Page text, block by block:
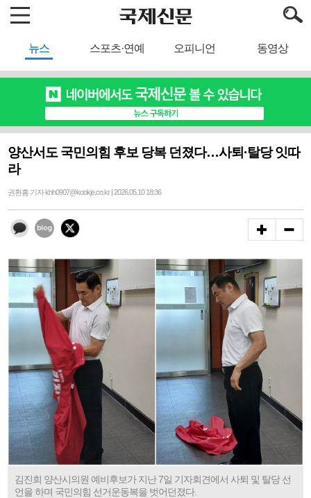
뉴스 스포츠·연예 오피니언 동영상
양산서도 국민의힘 후보 당복 던졌다…사퇴·탈당 잇따
라
권환흠 기자 khh0907@kookje.co.kr | 2026.05.10 18:36
김진희 양산시의원 예비후보가 지난 7일 기자회견에서 사퇴 및 탈당 선
언을 하며 국민의힘 선거운동복을 벗어던졌다.